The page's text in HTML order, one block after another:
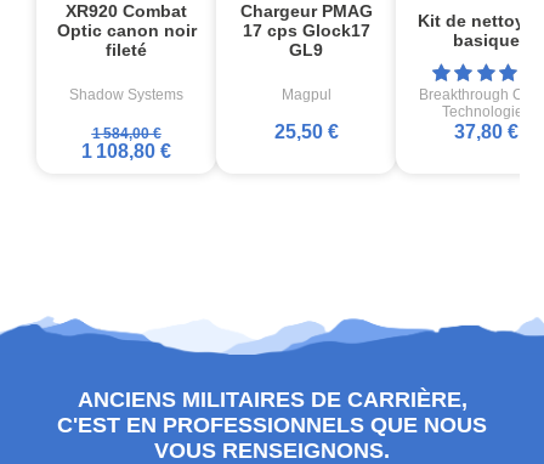
XR920 Combat
Optic canon noir
fileté
Shadow Systems
1 584,00 €
1 108,80 €
Chargeur PMAG
17 cps Glock17
GL9
Magpul
25,50 €
Kit de
basique
Breakthrough
Technologies
37,80 €
ANCIENS MILITAIRES DE CARRIÈRE,
C'EST EN PROFESSIONNELS QUE NOUS
VOUS RENSEIGNONS.